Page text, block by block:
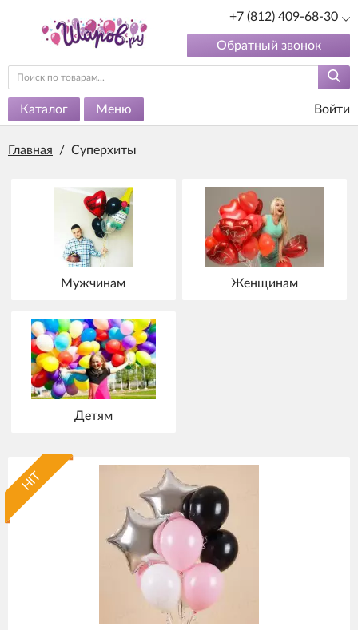
+7 (812) 409-68-30
Обратный звонок
Каталог Меню Войти
Главная / Суперхиты
Мужчинам Женщинам
Детям
HIT